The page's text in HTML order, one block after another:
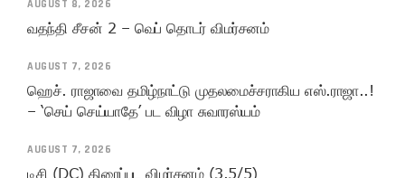
AUGUST 8, 2026
வதந்தி சீசன் 2 – வெப் தொடர் விமர்சனம்
AUGUST 7, 2026
ஹெச். ராஜாவை தமிழ்நாட்டு முதலமைச்சராகிய எஸ்.ராஜா..!
– ‘செய் செய்யாதே’ பட விழா சுவாரஸ்யம்
AUGUST 7, 2026
டிசி (DC) திரைப்பட விமர்சனம் (3.5/5)